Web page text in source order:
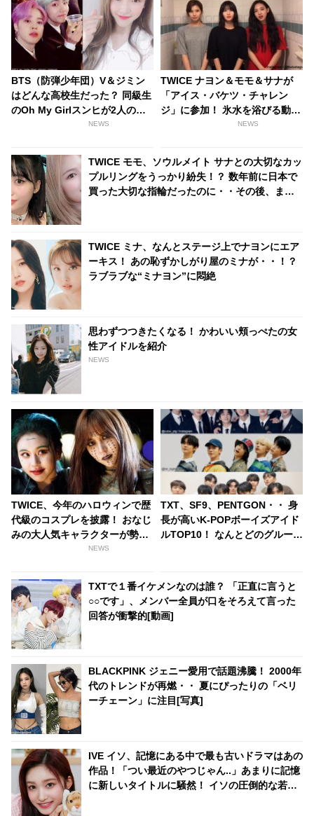
BTS（防弾少年団）V＆ジミン
はどんな高校生だった？ 同級生
のOh My Girlスンヒが2人の過
NEWS
TWICE ナヨン＆モモ＆サナが
「アイス・バケツ・チャレン
ジ」に参加！ 氷水を浴びる動画
NEWS
TWICE モモ、ソウルメイト サナとの大切なカッ
プルリングをうっかり紛失！？ 数年前に日本で
買った大切な指輪だったのに・・その後、まさ
TWICE ミナ、なんとステージ上でナヨンにエア
ーキス！ あの恥ずかしがり屋のミナが・・！？
ラブラブな“ミナヨン”に悶絶
思わずつつきたくなる！ かわいい頬っぺたの女
性アイドルを紹介
NEWS
TWICE、今年のハロウィンで歴
代級のコスプレを披露！ おなじ
みの大人気キャラクターが勢揃
NEWS
TXT、SF9、PENTGON・・ 身
長が高いK-POPボーイズアイド
ルTOP10！ なんとどのグループ
TXTで１番イケメンなのは誰？ 「正直に言うと
○○です」、メンバー全員が口をそろえて言った
回答が衝撃的[動画]
BLACKPINK ジェニー愛用で話題沸騰！ 2000年
代のトレンドが再燃・・ 夏にぴったりの「ベリ
ーチェーン」に注目[写真]
IVE イソ、記憶にある中で最も古いドラマはあの
作品！「つい最近のやつじゃん..」あまりに記憶
に新しいタイトルに騒然！ イソの圧倒的な若さ